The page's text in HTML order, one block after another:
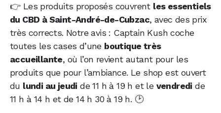
👉 Les produits proposés couvrent les essentiels
du CBD à Saint-André-de-Cubzac, avec des prix
très corrects. Notre avis : Captain Kush coche
toutes les cases d’une boutique très
accueillante, où l’on revient autant pour les
produits que pour l’ambiance. Le shop est ouvert
du lundi au jeudi de 11 h à 19 h et le vendredi de
11 h à 14 h et de 14 h 30 à 19 h. 🕑